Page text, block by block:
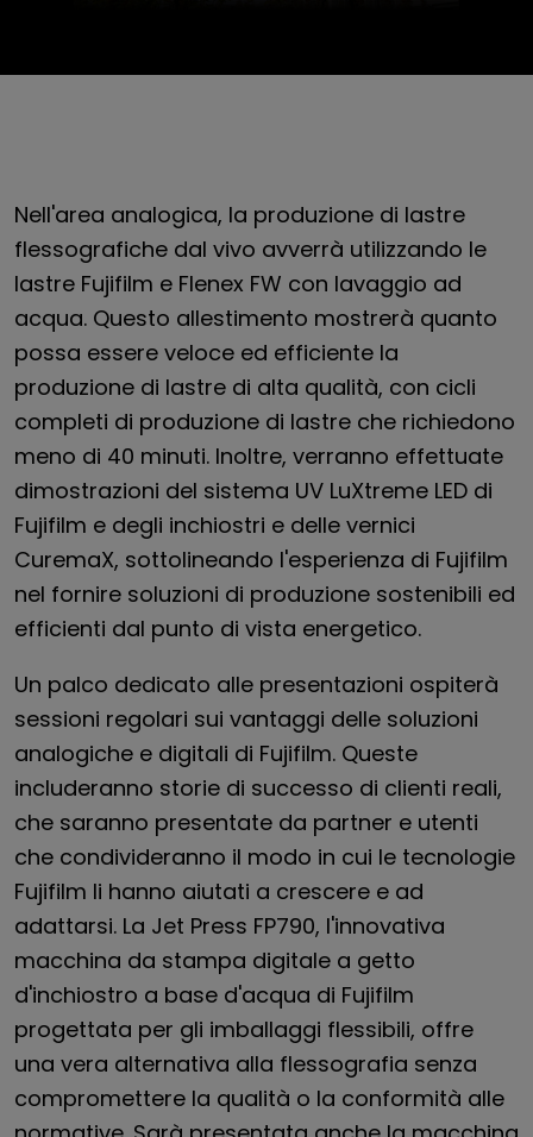
Nell'area analogica, la produzione di lastre
flessografiche dal vivo avverrà utilizzando le
lastre Fujifilm e Flenex FW con lavaggio ad
acqua. Questo allestimento mostrerà quanto
possa essere veloce ed efficiente la
produzione di lastre di alta qualità, con cicli
completi di produzione di lastre che richiedono
meno di 40 minuti. Inoltre, verranno effettuate
dimostrazioni del sistema UV LuXtreme LED di
Fujifilm e degli inchiostri e delle vernici
CuremaX, sottolineando l'esperienza di Fujifilm
nel fornire soluzioni di produzione sostenibili ed
efficienti dal punto di vista energetico.
Un palco dedicato alle presentazioni ospiterà
sessioni regolari sui vantaggi delle soluzioni
analogiche e digitali di Fujifilm. Queste
includeranno storie di successo di clienti reali,
che saranno presentate da partner e utenti
che condivideranno il modo in cui le tecnologie
Fujifilm li hanno aiutati a crescere e ad
adattarsi. La Jet Press FP790, l'innovativa
macchina da stampa digitale a getto
d'inchiostro a base d'acqua di Fujifilm
progettata per gli imballaggi flessibili, offre
una vera alternativa alla flessografia senza
compromettere la qualità o la conformità alle